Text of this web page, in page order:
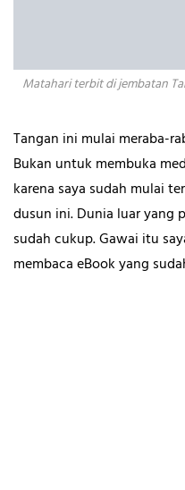
Matahari terbit di jembatan
Tangan ini mulai meraba-
Bukan untuk membuka
karena saya sudah mulai
dusun ini. Dunia luar yang
sudah cukup. Gawai itu
membaca eBook yang